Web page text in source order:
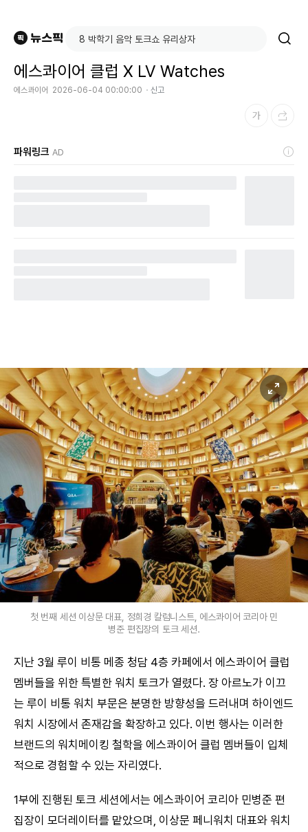
에스콰이어 클럽 X LV Watches
에스콰이어 2026-06-04 00:00:00 신고
파워링크 AD
첫 번째 세션 이상문 대표, 정희경 칼럼니스트, 에스콰이어 코리아 민
병준 편집장의 토크 세션.
지난 3월 루이 비통 메종 청담 4층 카페에서 에스콰이어 클럽
멤버들을 위한 특별한 워치 토크가 열렸다. 장 아르노가 이끄
는 루이 비통 워치 부문은 분명한 방향성을 드러내며 하이엔드
워치 시장에서 존재감을 확장하고 있다. 이번 행사는 이러한
브랜드의 워치메이킹 철학을 에스콰이어 클럽 멤버들이 입체
적으로 경험할 수 있는 자리였다.
1부에 진행된 토크 세션에서는 에스콰이어 코리아 민병준 편
집장이 모더레이터를 맡았으며, 이상문 페니워치 대표와 워치